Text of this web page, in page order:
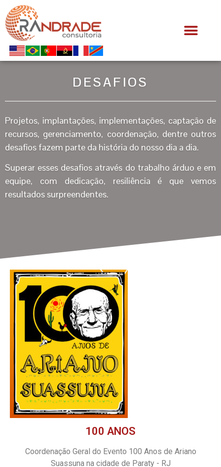
DESAFIOS
Projetos, implantações, implementações, captação de
recursos, gerenciamento, coordenação, dentre outros
desafios fazem parte da história do nosso dia a dia.
Superar esses desafios através do trabalho árduo e em
equipe, com dedicação, resiliência é que vemos
resultados surpreendentes.
100 ANOS
Coordenação Geral do Evento 100 Anos de Ariano
Suassuna na cidade de Paraty - RJ